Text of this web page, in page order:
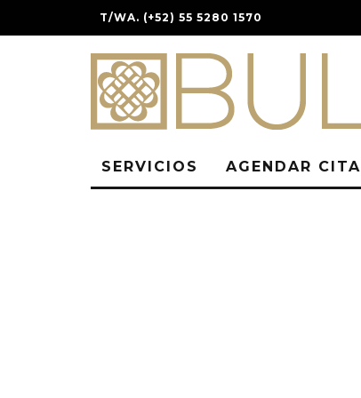
T/WA. (+52) 55 5280 1570
SERVICIOS AGENDAR CITA